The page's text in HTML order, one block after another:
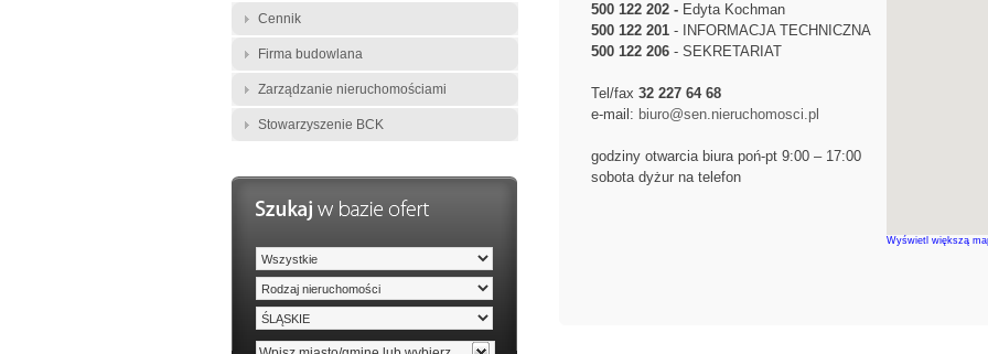
Cennik
Firma budowlana
Zarządzanie nieruchomościami
Stowarzyszenie BCK
500 122 202 -Edyta Kochman
500 122 201- INFORMACJA TECHNICZNA
500 122 206- SEKRETARIAT
Tel/fax 32 227 64 68
e-mail: biuro@sen.nieruchomosci.pl
godziny otwarcia biura poń-pt 9:00 – 17:00
sobota dyżur na telefon
Wyświetl większą